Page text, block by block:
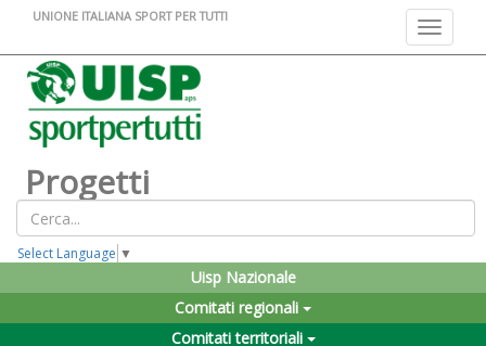
Toggle
UNIONE ITALIANA SPORT PER TUTTI
Progetti
Select Language ▼
Uisp Nazionale
Comitati regionali
Comitati territoriali